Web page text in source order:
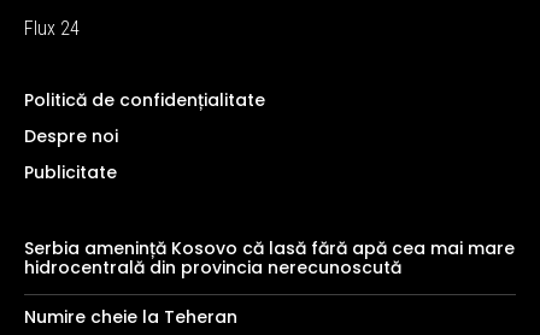
Flux 24
Politică de confidențialitate
Despre noi
Publicitate
Serbia amenință Kosovo că lasă fără apă cea mai mare
hidrocentrală din provincia nerecunoscută
Numire cheie la Teheran